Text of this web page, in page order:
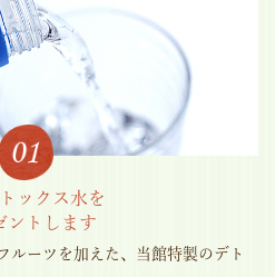
ックス水を
ントします
ルーツを加えた、当館特製のデト